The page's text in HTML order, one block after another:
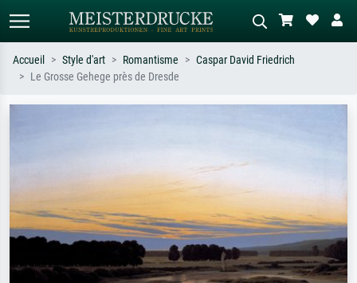
Accueil Style d'art Romantisme
Caspar David Friedrich
Le Grosse Gehege près de Dresde